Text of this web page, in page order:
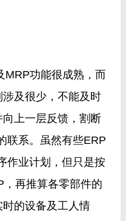
功能很成熟，而
及很少，不能及时
上一层反馈，割断
联系。虽然有些ERP
作业计划，但只是按
再推算各零部件的
的设备及工人情